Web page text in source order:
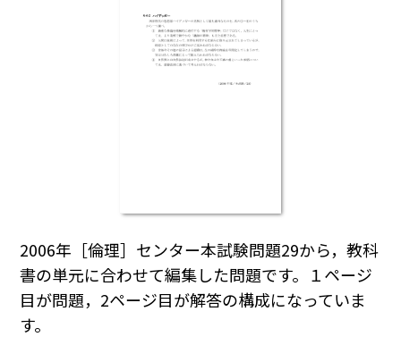
2006年［倫理］センター本試験問題29から，教科
書の単元に合わせて編集した問題です。１ページ
目が問題，2ページ目が解答の構成になっていま
す。